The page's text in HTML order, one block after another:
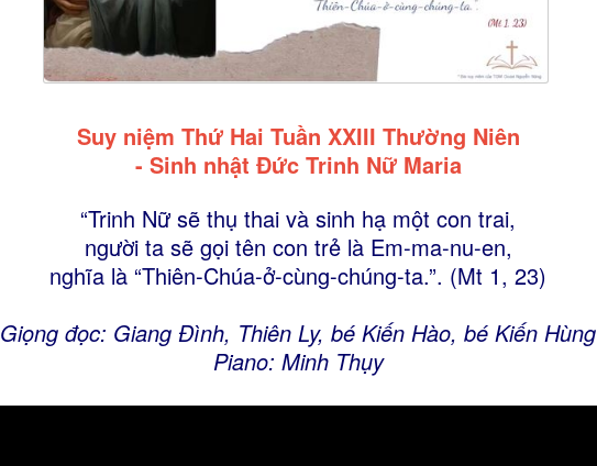
Suy niệm Thứ Hai Tuần XXIII Thường Niên
- Sinh nhật Đức Trinh Nữ Maria
“Trinh Nữ sẽ thụ thai và sinh hạ một con trai,
người ta sẽ gọi tên con trẻ là Em-ma-nu-en,
nghĩa là “Thiên-Chúa-ở-cùng-chúng-ta.”. (Mt 1, 23)
Giọng đọc: Giang Đình, Thiên Ly, bé Kiến Hào, bé Kiến Hùng
Piano: Minh Thụy